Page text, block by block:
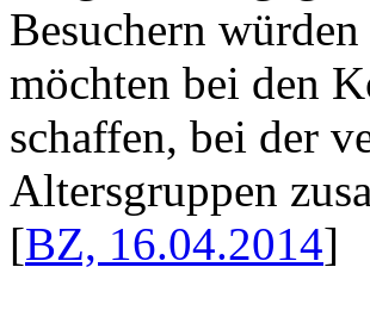
Besuchern
möchten bei den
schaffen, bei der
Altersgruppen
[BZ, 16.04.2014]